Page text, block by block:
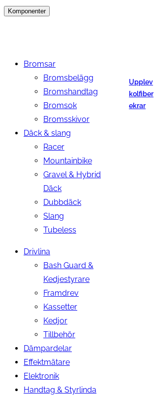
Komponenter
Bromsar
Bromsbelägg
Bromshandtag
Bromsok
Bromsskivor
Däck & slang
Racer
Mountainbike
Gravel & Hybrid
Däck
Dubbdäck
Slang
Tubeless
Drivlina
Bash Guard &
Kedjestyrare
Framdrev
Kassetter
Kedjor
Tillbehör
Dämpardelar
Effektmätare
Elektronik
Handtag & Styrlinda
Upplev
kolfiber
ekrar